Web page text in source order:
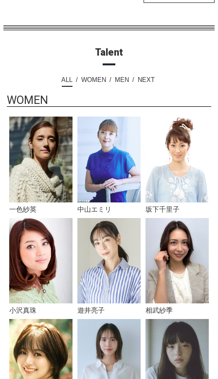
Talent
ALL WOMEN MEN NEXT
WOMEN
一色紗英 中山エミリ 坂下千里子
小沢真珠 遊井亮子 相武紗季